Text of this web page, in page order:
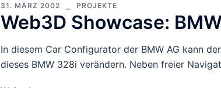
31. MÄRZ 2002 PROJEKTE
Web3D Showcase:
In diesem Car Configurator der BMW AG kann
dieses BMW 328i verändern. Neben freier